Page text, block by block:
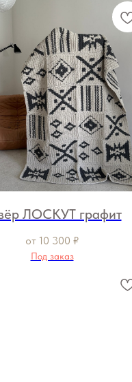
ЛОСКУТ графит
от 10 300 ₽
Под заказ